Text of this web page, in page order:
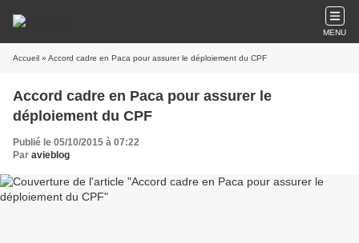
MENU
Accueil » Accord cadre en Paca pour assurer le déploiement du CPF
Accord cadre en Paca pour assurer le
déploiement du CPF
Publié le 05/10/2015 à 07:22
Par avieblog